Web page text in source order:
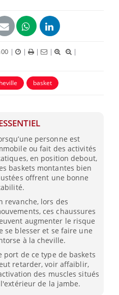
| | | |
|
basket
personne est
ou fait des activités
en position debout,
baskets montantes bien
offrent une bonne
revanche, lors des
ces chaussures
augmenter le risque
se blesser et se faire une
à la cheville.
port de ce type de baskets
retarder, voir affaiblir,
des muscles situés
de la jambe.